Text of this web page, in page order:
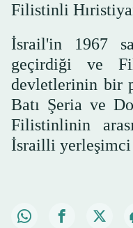
Filistinli
İsrail'in 1967
geçirdiği ve
devletlerinin bir
Batı Şeria ve
Filistinlinin
İsrailli yerleşimci